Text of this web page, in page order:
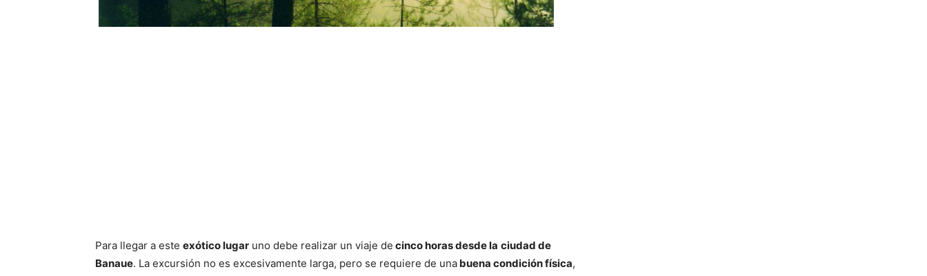
Para llegar a este exótico lugar uno debe realizar un viaje de cinco horas desde la ciudad de
Banaue. La excursión no es excesivamente larga, pero se requiere de una buena condición física,